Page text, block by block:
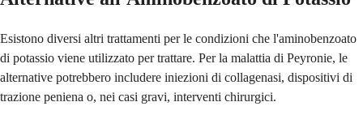
Esistono diversi altri trattamenti per le condizioni che l'aminobenzoato
di potassio viene utilizzato per trattare. Per la malattia di Peyronie, le
alternative potrebbero includere iniezioni di collagenasi, dispositivi di
trazione peniena o, nei casi gravi, interventi chirurgici.